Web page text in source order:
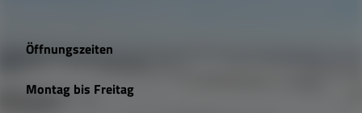
e
L
Öffnungszeiten
Montag bis Freitag